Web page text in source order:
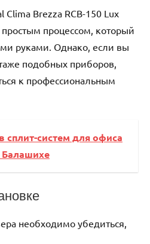
Clima Brezza RCB-150 Lux
простым процессом, который
руками. Однако, если вы
подобных приборов,
к профессиональным
систем для офиса
необходимо убедиться,